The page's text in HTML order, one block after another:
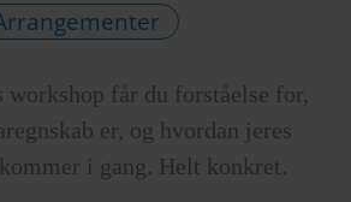
workshop får du forståelse for,
er, og hvordan jeres
i gang. Helt konkret.